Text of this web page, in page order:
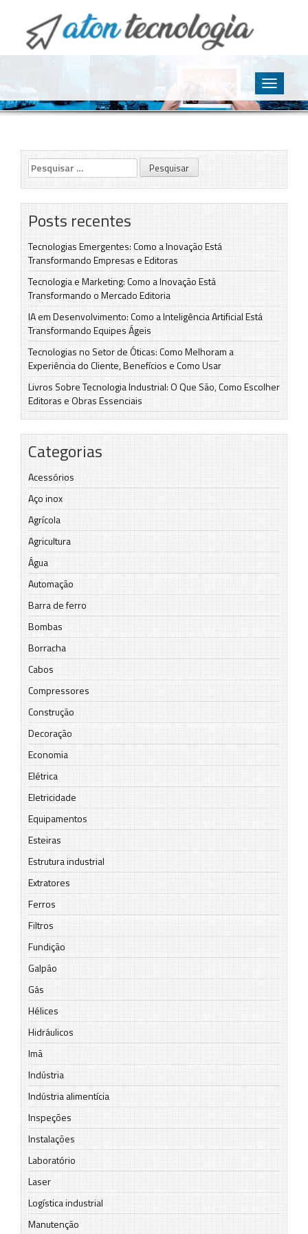
O point da Tecnologia
Toggle
Pesquisar
por:
Posts recentes
Tecnologias Emergentes: Como a Inovação Está
Transformando Empresas e Editoras
Tecnologia e Marketing: Como a Inovação Está
Transformando o Mercado Editoria
IA em Desenvolvimento: Como a Inteligência Artificial Está
Transformando Equipes Ágeis
Tecnologias no Setor de Óticas: Como Melhoram a
Experiência do Cliente, Benefícios e Como Usar
Livros Sobre Tecnologia Industrial: O Que São, Como Escolher
Editoras e Obras Essenciais
Categorias
Acessórios
Aço inox
Agrícola
Agricultura
Água
Automação
Barra de ferro
Bombas
Borracha
Cabos
Compressores
Construção
Decoração
Economia
Elétrica
Eletricidade
Equipamentos
Esteiras
Estrutura industrial
Extratores
Ferros
Filtros
Fundição
Galpão
Gás
Hélices
Hidráulicos
Imã
Indústria
Indústria alimentícia
Inspeções
Instalações
Laboratório
Laser
Logística industrial
Manutenção